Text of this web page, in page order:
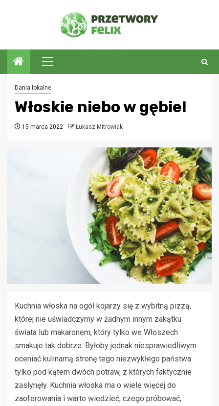
Menu
główne
Dania lokalne
Włoskie niebo w gębie!
15 marca 2022 Łukasz Mitrowiak
Kuchnia włoska na ogół kojarzy się z wybitną pizzą,
której nie uświadczymy w żadnym innym zakątku
świata lub makaronem, który tylko we Włoszech
smakuje tak dobrze. Byłoby jednak niesprawiedliwym
oceniać kulinarną stronę tego niezwykłego państwa
tylko pod kątem dwóch potraw, z których faktycznie
zasłynęły. Kuchnia włoska ma o wiele więcej do
zaoferowania i warto wiedzieć, czego próbować,